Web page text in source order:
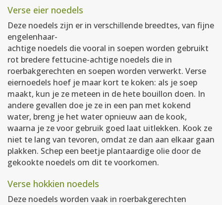
Verse eier noedels
Deze noedels zijn er in verschillende breedtes, van fijne
engelenhaar-
achtige noedels die vooral in soepen worden gebruikt
rot bredere fettucine-achtige noedels die in
roerbakgerechten en soepen worden verwerkt. Verse
eiernoedels hoef je maar kort te koken: als je soep
maakt, kun je ze meteen in de hete bouillon doen. In
andere gevallen doe je ze in een pan met kokend
water, breng je het water opnieuw aan de kook,
waarna je ze voor gebruik goed laat uitlekken. Kook ze
niet te lang van tevoren, omdat ze dan aan elkaar gaan
plakken. Schep een beetje plantaardige olie door de
gekookte noedels om dit te voorkomen.
Verse hokkien noedels
Deze noedels worden vaak in roerbakgerechten